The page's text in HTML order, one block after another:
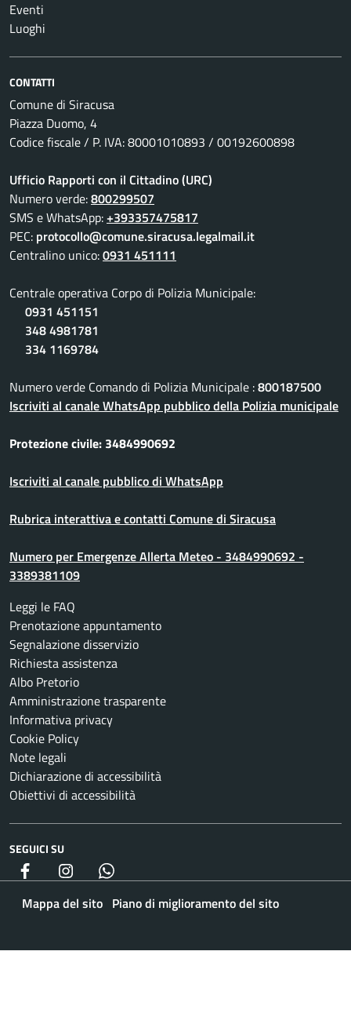
Eventi
Luoghi
CONTATTI
Comune di Siracusa
Piazza Duomo, 4
Codice fiscale / P. IVA: 80001010893 / 00192600898
Ufficio Rapporti con il Cittadino (URC)
Numero verde:800299507
SMS e WhatsApp:+393357475817
PEC: protocollo@comune.siracusa.legalmail.it
Centralino unico:0931 451111
Centrale operativa Corpo di Polizia Municipale:
0931 451151
348 4981781
334 1169784
Numero verde Comando di Polizia Municipale :800187500
Iscriviti al canale WhatsApp pubblico della Polizia municipale
Protezione civile: 3484990692
Iscriviti al canale pubblico di WhatsApp
Rubrica interattiva e contatti Comune di Siracusa
Numero per Emergenze Allerta Meteo - 3484990692 -
3389381109
Leggi le FAQ
Prenotazione appuntamento
Segnalazione disservizio
Richiesta assistenza
Albo Pretorio
Amministrazione trasparente
Informativa privacy
Cookie Policy
Note legali
Dichiarazione di accessibilità
Obiettivi di accessibilità
SEGUICI SU
Facebook Instagram
Mappa del sito Piano di miglioramento del sito